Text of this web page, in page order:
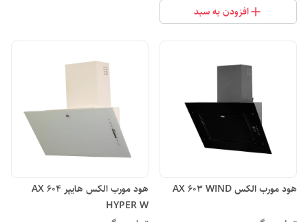
افزودن به سبد
هود مورب الکس AX 603 WIND
هود مورب الکس هایپر AX 604
HYPER W